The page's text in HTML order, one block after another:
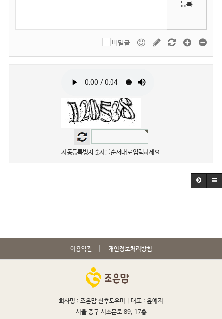
등록
비밀글
자동등록방지 숫자를 순서대로 입력하세요.
이용약관 개인정보처리방침
회사명 : 조은맘 산후도우미 | 대표 : 윤예지
서울 중구 서소문로 89, 17층